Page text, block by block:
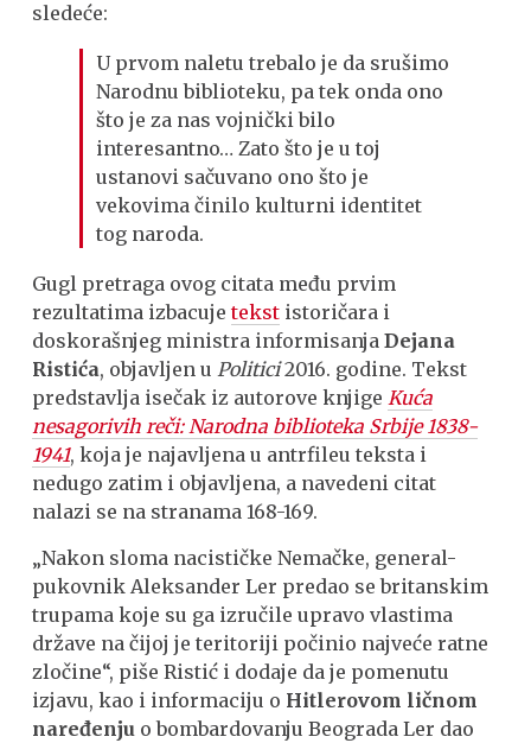
sledeće:
U prvom naletu trebalo je da srušimo
Narodnu biblioteku, pa tek onda ono
što je za nas vojnički bilo
interesantno… Zato što je u toj
ustanovi sačuvano ono što je
vekovima činilo kulturni identitet
tog naroda.
Gugl pretraga ovog citata među prvim
rezultatima izbacujetekst istoričara i
doskorašnjeg ministra informisanjaDejana
Ristića, objavljen uPolitici2016. godine. Tekst
predstavlja isečak iz autorove knjigeKuća
nesagorivih reči: Narodna biblioteka Srbije 1838-
1941, koja je najavljena u antrfileu teksta i
nedugo zatim i objavljena, a navedeni citat
nalazi se na stranama 168-169.
„Nakon sloma nacističke Nemačke, general-
pukovnik Aleksander Ler predao se britanskim
trupama koje su ga izručile upravo vlastima
države na čijoj je teritoriji počinio najveće ratne
zločine“, piše Ristić i dodaje da je pomenutu
izjavu, kao i informaciju o Hitlerovom ličnom
naređenju o bombardovanju Beograda Ler dao